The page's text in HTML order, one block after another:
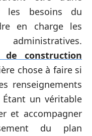
les besoins du
en charge les
de construction
chose à faire si
renseignements
un véritable
et accompagner
du plan